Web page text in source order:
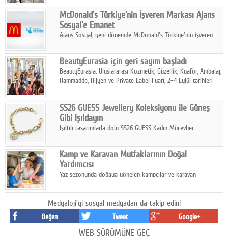
stratejisini uluslararası ölçeğe taşıyan satın alma hamlesini
tamamladı.
McDonald's Türkiye'nin İşveren Markası Ajans
Sosyal'e Emanet
Ajans Sosyal, yeni dönemde McDonald's Türkiye'nin işveren
BeautyEurasia için geri sayım başladı
BeautyEurasia: Uluslararası Kozmetik, Güzellik, Kuaför, Ambalaj,
Hammadde, Hijyen ve Private Label Fuarı, 2–4 Eylül tarihleri
SS26 GUESS Jewellery Koleksiyonu ile Güneş
Gibi Işıldayın
Işıltılı tasarımlarla dolu SS26 GUESS Kadın Mücevher
dokunuşunu taşıyor.
Kamp ve Karavan Mutfaklarının Doğal
Yardımcısı
Yaz sezonunda doğaya yönelen kampçılar ve karavan
temizlik sağlayan, çevreye duyarlı bitkisel içerikli ürünleri tercih
ediyor.
Medyaloji'yi sosyal medyadan da takip edin!
Beğen Tweet Google+
WEB SÜRÜMÜNE GEÇ